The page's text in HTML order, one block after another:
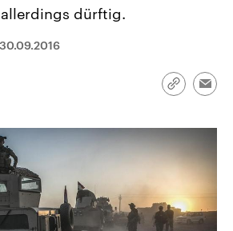
Parteien
Podcasts
dürftig.
30.09.2016
Link